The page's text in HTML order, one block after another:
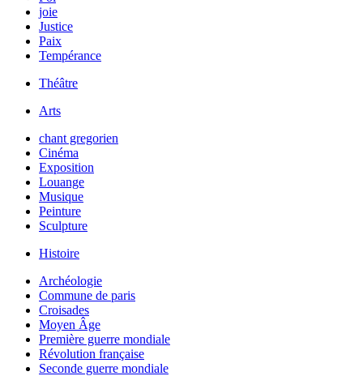
joie
Justice
Paix
Tempérance
Théâtre
Arts
chant gregorien
Cinéma
Exposition
Louange
Musique
Peinture
Sculpture
Histoire
Archéologie
Commune de paris
Croisades
Moyen Âge
Première guerre mondiale
Révolution française
Seconde guerre mondiale